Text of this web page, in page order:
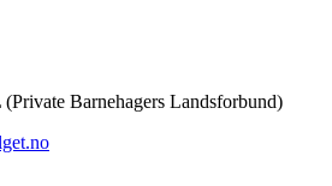
Barnehagers Landsforbund)